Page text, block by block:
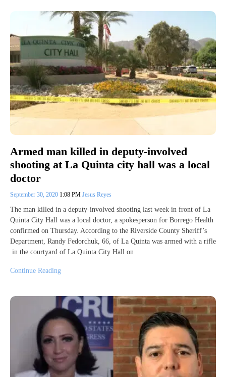
Armed man killed in deputy-involved
shooting at La Quinta city hall was a local
doctor
September 30, 2020 1:08 PM Jesus Reyes
The man killed in a deputy-involved shooting last week in front of La
Quinta City Hall was a local doctor, a spokesperson for Borrego Health
confirmed on Thursday. According to the Riverside County Sheriff’s
Department, Randy Fedorchuk, 66, of La Quinta was armed with a rifle
in the courtyard of La Quinta City Hall on
Continue Reading